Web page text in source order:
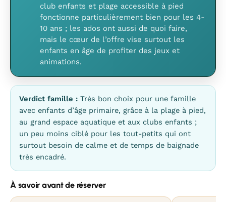
club enfants et plage accessible à pied
fonctionne particulièrement bien pour les 4-
10 ans ; les ados ont aussi de quoi faire,
mais le cœur de l’offre vise surtout les
enfants en âge de profiter des jeux et
animations.
Verdict famille : Très bon choix pour une famille
avec enfants d’âge primaire, grâce à la plage à pied,
au grand espace aquatique et aux clubs enfants ;
un peu moins ciblé pour les tout-petits qui ont
surtout besoin de calme et de temps de baignade
très encadré.
À savoir avant de réserver